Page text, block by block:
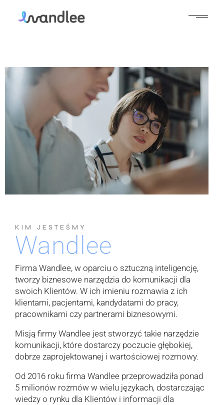
KIM JESTEŚMY
Wandlee
Firma Wandlee, w oparciu o sztuczną inteligencję,
tworzy biznesowe narzędzia do komunikacji dla
swoich Klientów. W ich imieniu rozmawia z ich
klientami, pacjentami, kandydatami do pracy,
pracownikami czy partnerami biznesowymi.
Misją firmy Wandlee jest stworzyć takie narzędzie
komunikacji, które dostarczy poczucie głębokiej,
dobrze zaprojektowanej i wartościowej rozmowy.
Od 2016 roku firma Wandlee przeprowadziła ponad
5 milionów rozmów w wielu językach, dostarczając
wiedzy o rynku dla Klientów i informacji dla